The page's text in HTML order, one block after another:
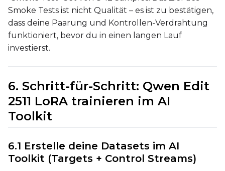
Width
Seed
Smoke Tests ist nicht Qualität – es ist zu bestätigen,
dass deine Paarung und Kontrollen-Verdrahtung
funktioniert, bevor du in einen langen Lauf
investierst.
6. Schritt-für-Schritt: Qwen Edit
2511 LoRA trainieren im AI
Toolkit
6.1 Erstelle deine Datasets im AI
Toolkit (Targets + Control Streams)